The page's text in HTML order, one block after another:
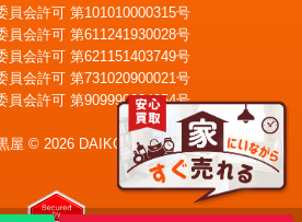
メール査定
宅配買取を申込む
員会許可 第101010000315号
員会許可 第611241930028号
員会許可 第621151403749号
員会許可 第731020900021号
員会許可 第909990034054号
屋 © 2026 DAIKOKUYA, Inc.